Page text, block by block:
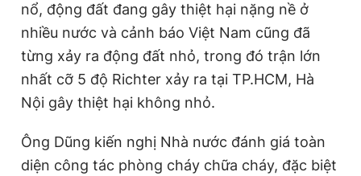
nổ, động đất đang gây thiệt hại nặng nề ở
nhiều nước và cảnh báo Việt Nam cũng đã
từng xảy ra động đất nhỏ, trong đó trận lớn
nhất cỡ 5 độ Richter xảy ra tại TP.HCM, Hà
Nội gây thiệt hại không nhỏ.
Ông Dũng kiến nghị Nhà nước đánh giá toàn
diện công tác phòng cháy chữa cháy, đặc biệt